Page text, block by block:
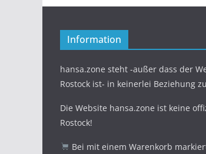
Information
hansa.zone steht -außer dass der
Rostock ist- in keinerlei Beziehung
Die Website hansa.zone ist keine
Rostock!
Bei mit einem Warenkorb